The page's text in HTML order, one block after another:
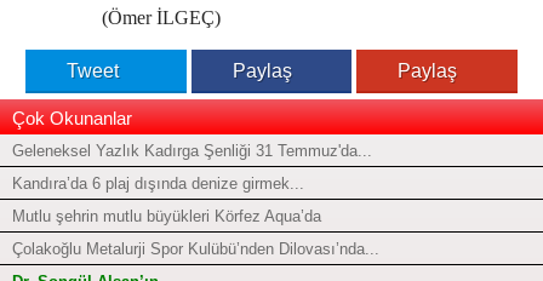
(Ömer İLGEÇ)
Tweet Paylaş Paylaş
Çok Okunanlar
Geleneksel Yazlık Kadırga Şenliği 31 Temmuz'da...
Kandıra’da 6 plaj dışında denize girmek...
Mutlu şehrin mutlu büyükleri Körfez Aqua’da
Çolakoğlu Metalurji Spor Kulübü’nden Dilovası’nda...